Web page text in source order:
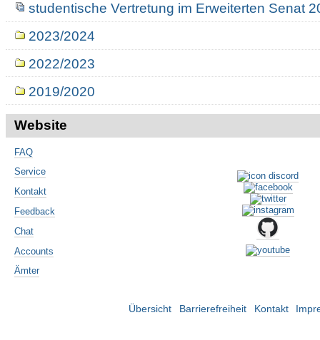
studentische Vertretung im Erweiterten Senat
2023/2024
2022/2023
2019/2020
Website
FAQ
Service
Kontakt
Feedback
Chat
Accounts
Ämter
Übersicht Barrierefreiheit Kontakt